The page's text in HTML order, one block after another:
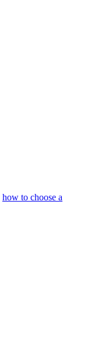
how to choose a